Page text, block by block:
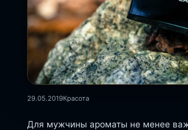
29.05.2019Красота
Для мужчины ароматы не менее